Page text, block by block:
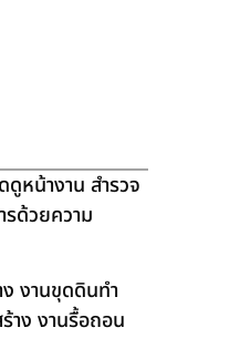
ดูหน้างาน สำรวจ
รด้วยความ
งานขุดดินทำ
าง งานรื้อถอน